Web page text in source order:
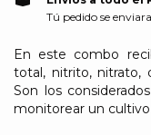
Tú pedido se
En este combo
total, nitrito, nitrato,
Son los
monitorear un